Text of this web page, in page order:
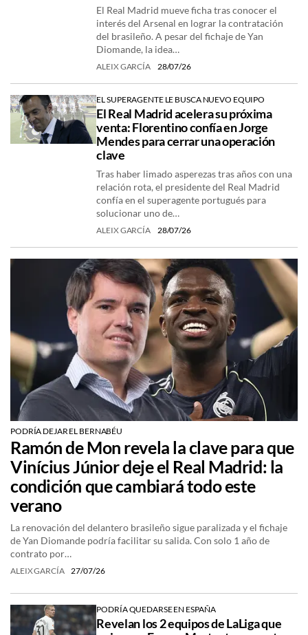
El Real Madrid mueve ficha tras conocer el
interés del Arsenal en lograr la contratación
del brasileño. A pesar del fichaje de Yan
Diomande, la idea…
ALEIX GARCÍA 28/07/26
EL SUPERAGENTE LE BUSCA NUEVO EQUIPO
El Real Madrid acelera su próxima
venta: Florentino confía en Jorge
Mendes para cerrar una operación
clave
Tras haber limado asperezas tras años con una
relación rota, el presidente del Real Madrid
confía en el superagente portugués para
solucionar uno de…
ALEIX GARCÍA 28/07/26
PODRÍA DEJAR EL BERNABÉU
Ramón de Mon revela la clave para que
Vinícius Júnior deje el Real Madrid: la
condición que cambiará todo este
verano
La renovación del delantero brasileño sigue paralizada y el fichaje
de Yan Diomande podría facilitar su salida. Con solo 1 año de
contrato por…
ALEIX GARCÍA 27/07/26
PODRÍA QUEDARSE EN ESPAÑA
Revelan los 2 equipos de LaLiga que